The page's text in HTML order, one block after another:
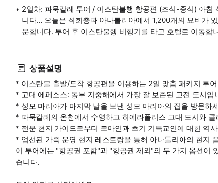
2일차: 파묵칼레 투어 / 이스탄불행 항공편 (조식-중식) 아
니다… 오늘은 석회층과 아나톨리아에서 1,200개의 묘비가
문합니다. 투어 후 이스탄불행 비행기를 타고 호텔로 이동합
상품설명
* 이스탄불 출발/도착 항공편을 이용하는 2일 맞춤 패키지 투
* 고대 에페소스: 동부 지중해에서 가장 잘 보존된 고전 도시입
* 성모 마리아가 마지막 날을 보낸 성모 마리아의 집을 방문하
* 파묵칼레의 온천에서 수영하고 히에라폴리스 고대 도시와
* 전문 현지 가이드로부터 로마인과 초기 기독교인에 대한 역
* 엄선된 가족 운영 현지 레스토랑을 통해 아나톨리아의 현지
이 투어에는 "항공권 포함"과 "항공권 제외"의 두 가지 옵션이
습니다.